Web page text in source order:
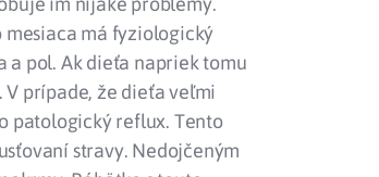
má fyziologický
a pol. Ak dieťa napriek tomu
prípade, že dieťa veľmi
patologický reflux. Tento
stravy. Nedojčeným